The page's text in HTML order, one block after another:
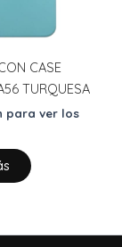
CASE
TURQUESA
para ver los